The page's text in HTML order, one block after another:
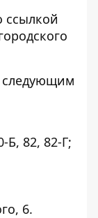
следующим
Б, 82, 82-Г;
6.